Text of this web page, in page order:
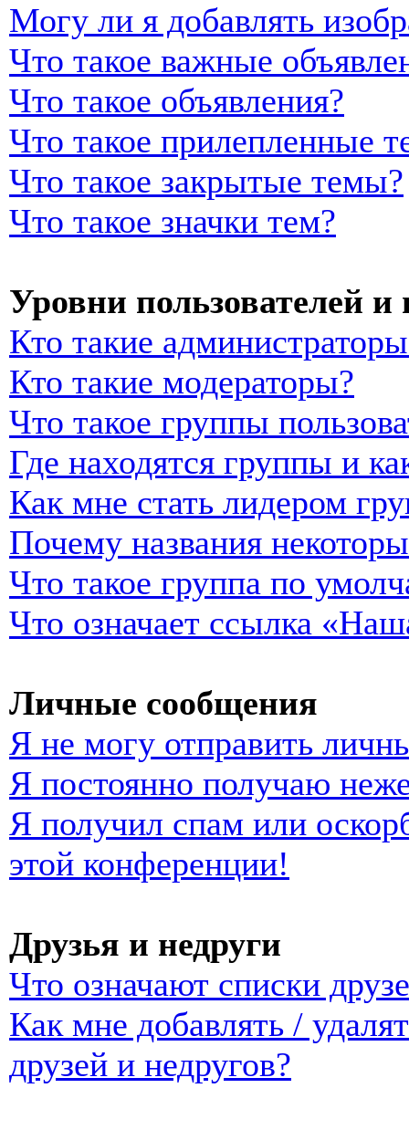
Могу ли я добавлять
Что такое важные
Что такое объявления?
Что такое прилепленные
Что такое закрытые темы?
Что такое значки тем?
Уровни пользователей
Кто такие
Кто такие модераторы?
Что такое группы
Где находятся группы и
Как мне стать лидером
Почему названия
Что такое группа по
Что означает ссылка
Личные сообщения
Я не могу отправить
Я постоянно получаю
Я получил спам или
этой конференции!
Друзья и недруги
Что означают списки
Как мне добавлять /
друзей и недругов?